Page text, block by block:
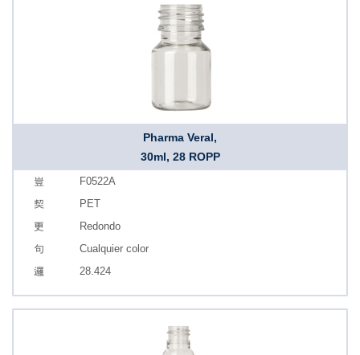
Pharma Veral,
30ml, 28 ROPP
F0522A
PET
Redondo
Cualquier color
28.424